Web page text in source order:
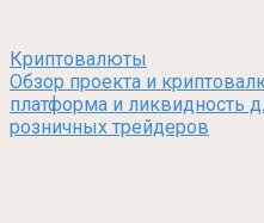
Криптовалюты
Обзор проекта и
платформа и ликвидность
розничных трейдеров